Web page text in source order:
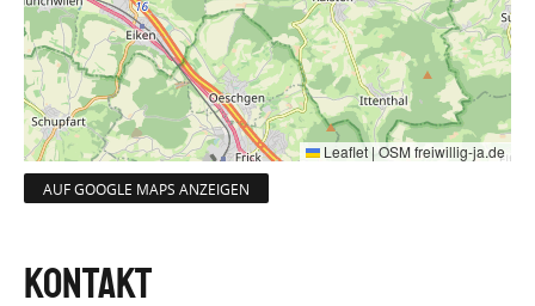
Leaflet |OSM freiwillig-ja.de
AUF GOOGLE MAPS ANZEIGEN